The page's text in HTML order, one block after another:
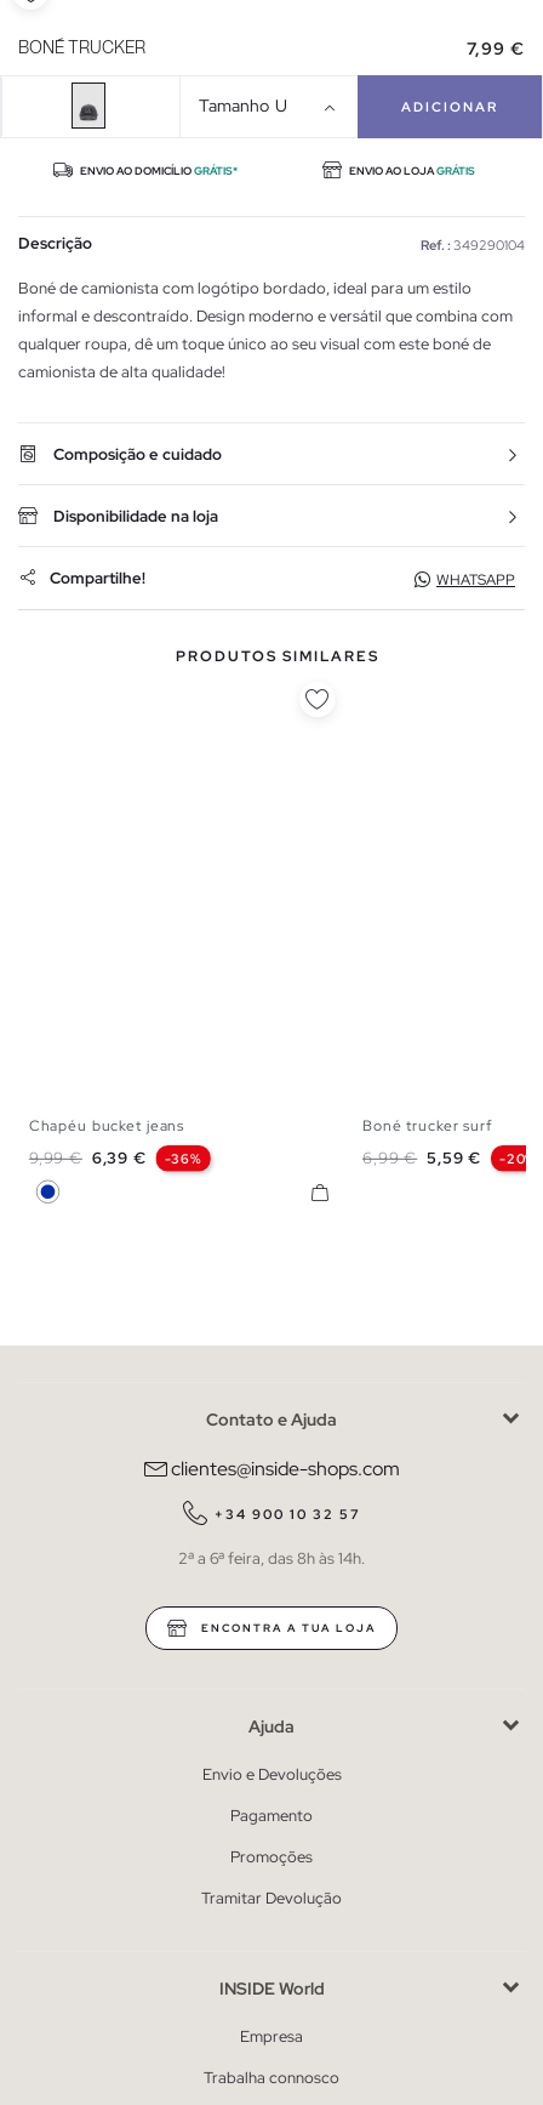
BONÉ TRUCKER 7,99 €
Tamanho U ADICIONAR
ENVIO AO DOMICÍLIOGRÁTIS* ENVIO AO LOJAGRÁTIS
Descrição Ref. : 349290104
Boné de camionista com logótipo bordado, ideal para um estilo
informal e descontraído. Design moderno e versátil que combina com
qualquer roupa, dê um toque único ao seu visual com este boné de
camionista de alta qualidade!
Composição e cuidado
Disponibilidade na loja
Compartilhe! WHATSAPP
PRODUTOS SIMILARES
Chapéu bucket jeans
Preço normal
9,99 € Preço
6,39 € -36%
Azul
Boné trucker surf
Preço normal
6,99 € Preço
5,59 € -20%
Contato e Ajuda
clientes@inside-shops.com
+34 900 10 32 57
2ª a 6ª feira, das 8h às 14h.
ENCONTRA A TUA LOJA
Ajuda
Envio e Devoluções
Pagamento
Promoções
Tramitar Devolução
INSIDE World
Empresa
Trabalha connosco